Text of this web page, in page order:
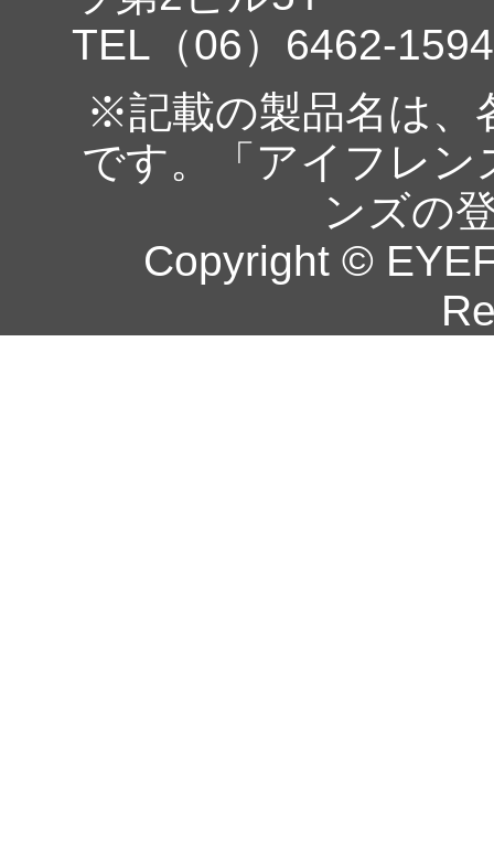
TEL（06）6462-
※記載の製品名は、
です。「アイフレ
ンズの
Copyright ©